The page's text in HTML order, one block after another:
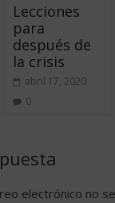
Lecciones
para
después de
la crisis
abril 17, 2020
0
electrónico no